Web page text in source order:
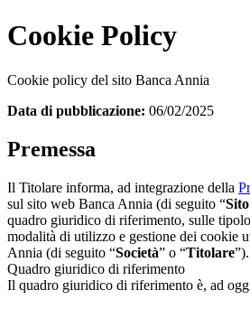
Cookie Policy
Cookie policy del sito Banca Annia
Data di pubblicazione: 06/02/2025
Premessa
Il Titolare informa, ad integrazione della
sul sito web Banca Annia (di seguito “Sito
quadro giuridico di riferimento, sulle
modalità di utilizzo e gestione dei cookie
Annia (di seguito “Società” o “Titolare”).
Quadro giuridico di riferimento
Il quadro giuridico di riferimento è, ad